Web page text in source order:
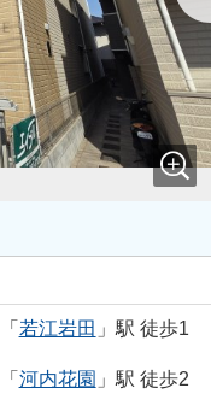
「 若江岩田 」駅 徒歩1
「 河内花園 」駅 徒歩2